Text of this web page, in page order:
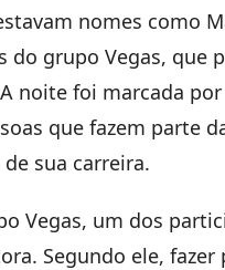
nomes como
do grupo Vegas, que
noite foi marcada
que fazem parte
sua carreira.
Vegas, um dos
Segundo ele,